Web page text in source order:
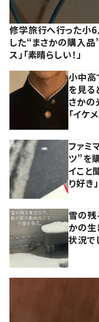
修学旅行へ行った小6
した“まさかの購入品
ス」「素晴らしい！」
小中
を見る
さかの
「イケ
ファミ
ツ”を
イこと
り好き」
雪の残
かの
状況で